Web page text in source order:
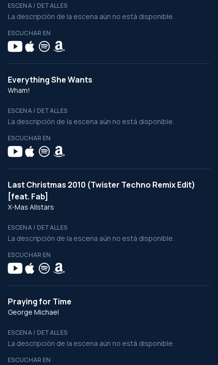
ESCENA / DETALLES
La descripción de la escena aún no está disponible.
ESCUCHAR EN
Everything She Wants
Wham!
ESCENA / DETALLES
La descripción de la escena aún no está disponible.
ESCUCHAR EN
Last Christmas 2010 (Twister Techno Remix Edit)
[feat. Fab]
X-Mas Allstars
ESCENA / DETALLES
La descripción de la escena aún no está disponible.
ESCUCHAR EN
Praying for Time
George Michael
ESCENA / DETALLES
La descripción de la escena aún no está disponible.
ESCUCHAR EN